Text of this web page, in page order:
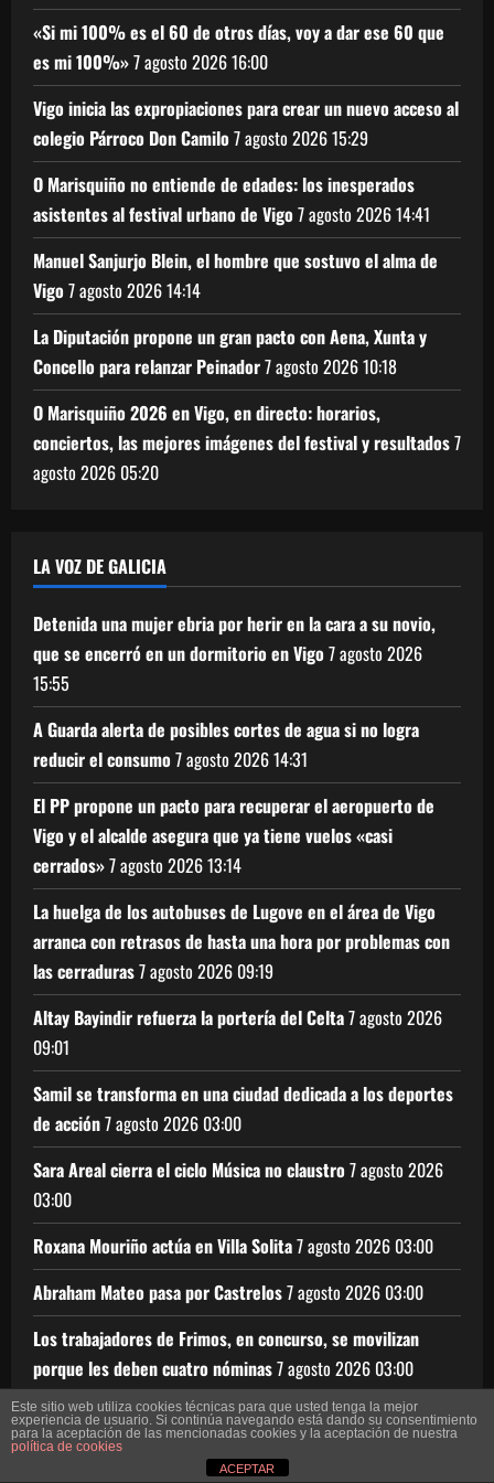
«Si mi 100% es el 60 de otros días, voy a dar ese 60 que
es mi 100%»7 agosto 202616:00
Vigo inicia las expropiaciones para crear un nuevo acceso al
colegio Párroco Don Camilo7 agosto 202615:29
O Marisquiño no entiende de edades: los inesperados
asistentes al festival urbano de Vigo7 agosto 202614:41
Manuel Sanjurjo Blein, el hombre que sostuvo el alma de
Vigo7 agosto 202614:14
La Diputación propone un gran pacto con Aena, Xunta y
Concello para relanzar Peinador7 agosto 202610:18
O Marisquiño 2026 en Vigo, en directo: horarios,
conciertos, las mejores imágenes del festival y resultados7
agosto 2026 05:20
LA VOZ DE GALICIA
Detenida una mujer ebria por herir en la cara a su novio,
que se encerró en un dormitorio en Vigo7 agosto 2026
15:55
A Guarda alerta de posibles cortes de agua si no logra
reducir el consumo7 agosto 202614:31
El PP propone un pacto para recuperar el aeropuerto de
Vigo y el alcalde asegura que ya tiene vuelos «casi
cerrados»7 agosto 202613:14
La huelga de los autobuses de Lugove en el área de Vigo
arranca con retrasos de hasta una hora por problemas con
las cerraduras7 agosto 2026 09:19
Altay Bayindir refuerza la portería del Celta7 agosto 2026
09:01
Samil se transforma en una ciudad dedicada a los deportes
de acción7 agosto 2026 03:00
Sara Areal cierra el ciclo Música no claustro7 agosto 2026
03:00
Roxana Mouriño actúa en Villa Solita7 agosto 2026 03:00
Abraham Mateo pasa por Castrelos7 agosto 2026 03:00
Los trabajadores de Frimos, en concurso, se movilizan
porque les deben cuatro nóminas7 agosto 2026 03:00
Copyright © Todos los derechos reservados.
Este sitio web utiliza cookies técnicas para que usted tenga la mejor
experiencia de usuario. Si continúa navegando está dando su consentimiento
para la aceptación de las mencionadas cookies y la aceptación de nuestra
política de cookies
ACEPTAR